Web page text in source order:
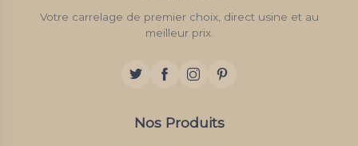
Votre carrelage de premier choix, direct usine et au
meilleur prix.
Nos Produits